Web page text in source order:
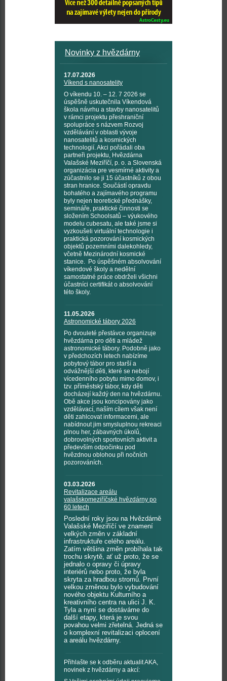
Novinky z hvězdárny
17.07.2026
Víkend s nanosatelity
O víkendu 10. – 12. 7 2026 se
úspěšně uskutečnila Víkendová
škola návrhu a stavby nanosatelitů
v rámci projektu přeshraniční
spolupráce s názvem Rozvoj
vzdělávání v oblasti vývoje
nanosatelitů a kosmických
technologií. Akci pořádali oba
partneři projektu, Hvězdárna
Valašské Meziříčí, p. o. a Slovenská
organizácia pre vesmírné aktivity a
zúčastnilo se ji 15 účastníků z obou
stran hranice. Součástí opravdu
bohatého a zajímavého programu
byly nejen teoretické přednášky,
semináře, praktické činnosti se
složením Schoolsatů – výukového
modelu cubesatu, ale také jsme si
vyzkoušeli virtuální technologie i
praktická pozorování kosmických
objektů pozemními dalekohledy,
včetně Mezinárodní kosmické
stanice. Po úspěšném absolvování
víkendové školy a nedělní
samostatné práce obdrželi všichni
účastníci certifikát o absolvování
této školy.
11.05.2026
Astronomické tábory 2026
Po dvouleté přestávce organizuje
hvězdárna pro děti a mládež
astronomické tábory. Podobně jako
v předchozích letech nabízíme
pobytový tábor pro starší a
odvážnější děti, které se nebojí
vícedenního pobytu mimo domov, i
tzv. příměstský tábor, kdy děti
docházejí každý den na hvězdárnu.
Obě akce jsou koncipovány jako
vzdělávací, naším cílem však není
děti zahlcovat informacemi, ale
nabídnout jim smysluplnou rekreaci
plnou her, zábavných úkolů,
dobrovolných sportovních aktivit a
především odpočinku pod
hvězdnou oblohou při nočních
pozorováních.
03.03.2026
Revitalizace areálu
valašskomeziříčské hvězdárny po
60 letech
Poslední roky jsou na Hvězdárně
Valašské Meziříčí ve znamení
velkých změn v základní
infrastruktuře celého areálu.
Zatím většina změn probíhala tak
trochu skrytě, ať už proto, že se
jednalo o opravy či úpravy
interiérů nebo proto, že byla
skryta za hradbou stromů. První
velkou změnou bylo vybudování
nového objektu Kulturního a
kreativního centra na ulici J. K.
Tyla a nyní se dostáváme do
další etapy, která je svou
povahou velmi zřetelná. Jedná se
o komplexní revitalizaci oplocení
a areálu hvězdárny.
Přihlašte se k odběru aktualit AKA,
novinek z hvězdárny a akcí: